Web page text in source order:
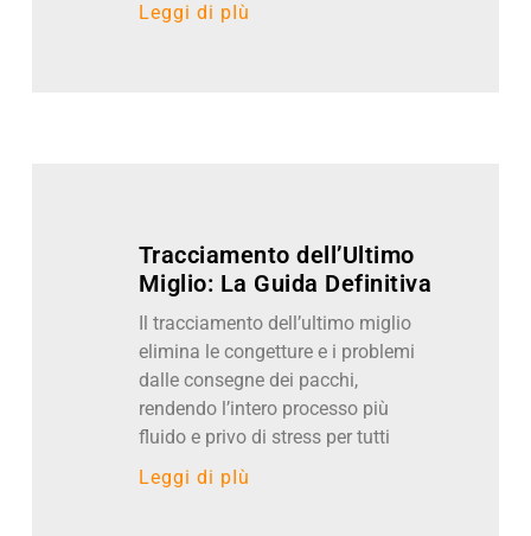
Leggi di pIù
Tracciamento dell’Ultimo
Miglio: La Guida Definitiva
Il tracciamento dell’ultimo miglio
elimina le congetture e i problemi
dalle consegne dei pacchi,
rendendo l’intero processo più
fluido e privo di stress per tutti
Leggi di pIù